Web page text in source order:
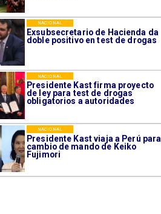
Exsubsecretario de Hacienda da
doble positivo en test de drogas
NACIONAL
Presidente Kast firma proyecto
de ley para test de drogas
obligatorios a autoridades
NACIONAL
Presidente Kast viaja a Perú para
cambio de mando de Keiko
Fujimori
NACIONAL